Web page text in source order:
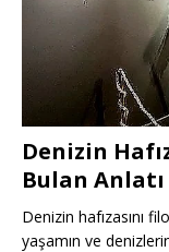
Denizin
Bulan Anlatı
Denizin hafızasını
yaşamın ve